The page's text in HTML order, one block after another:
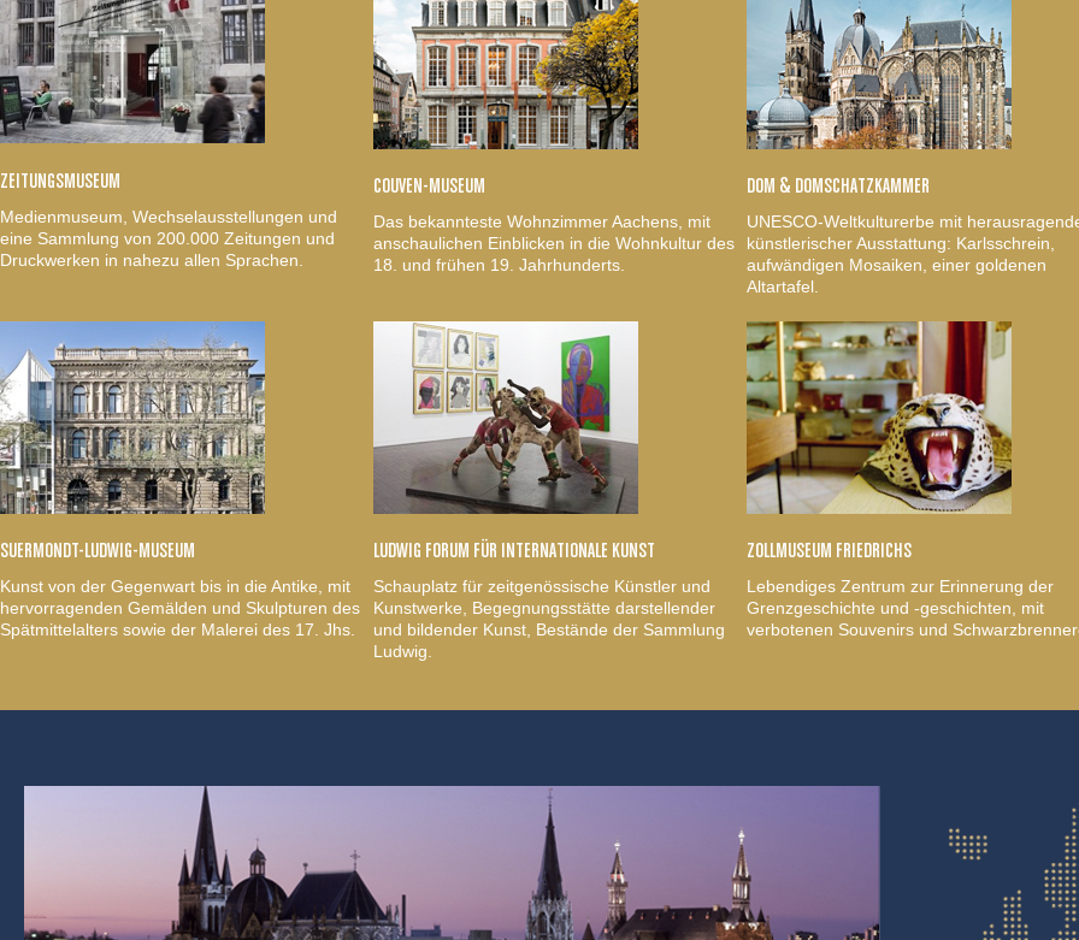
ZEITUNGSMUSEUM
Medienmuseum, Wechselausstellungen und
eine Sammlung von 200.000 Zeitungen und
Druckwerken in nahezu allen Sprachen.
COUVEN-MUSEUM
Das bekannteste Wohnzimmer Aachens, mit
anschaulichen Einblicken in die Wohnkultur des
18. und frühen 19. Jahrhunderts.
DOM & DOMSCHATZKAMMER
UNESCO-Weltkulturerbe mit
künstlerischer Ausstattung: Karlsschrein,
aufwändigen Mosaiken, einer goldenen
Altartafel.
SUERMONDT-LUDWIG-MUSEUM
Kunst von der Gegenwart bis in die Antike, mit
hervorragenden Gemälden und Skulpturen des
Spätmittelalters sowie der Malerei des 17. Jhs.
LUDWIG FORUM FÜR INTERNATIONALE KUNST
Schauplatz für zeitgenössische Künstler und
Kunstwerke, Begegnungsstätte darstellender
und bildender Kunst, Bestände der Sammlung
Ludwig.
ZOLLMUSEUM FRIEDRICHS
Lebendiges Zentrum zur Erinnerung der
Grenzgeschichte und -geschichten, mit
verbotenen Souvenirs und